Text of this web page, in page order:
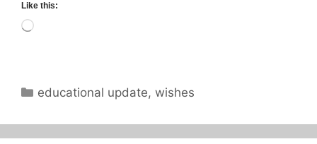
Like this:
Loading…
Categories
educational update,wishes